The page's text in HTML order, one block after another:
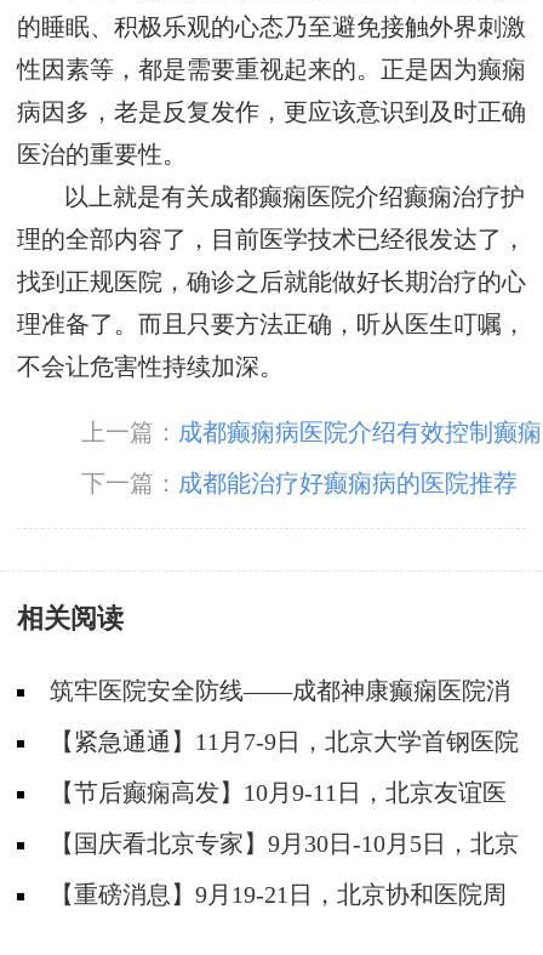
的睡眠、积极乐观的心态乃至避免接触外界刺激
性因素等，都是需要重视起来的。正是因为癫痫
病因多，老是反复发作，更应该意识到及时正确
医治的重要性。
以上就是有关成都癫痫医院介绍癫痫治疗护
理的全部内容了，目前医学技术已经很发达了，
找到正规医院，确诊之后就能做好长期治疗的心
理准备了。而且只要方法正确，听从医生叮嘱，
不会让危害性持续加深。
上一篇： 成都癫痫病医院介绍有效控制癫痫
方法下一篇： 成都能治疗好癫痫病的医院推荐
相关阅读
筑牢医院安全防线——成都神康癫痫医院消
防安全培训纪实
【紧急通通】11月7-9日，北京大学首钢医院
神经内科胡颖教授亲临成都会诊，破解癫痫疑难
【节后癫痫高发】10月9-11日，北京友谊医
院陈葵博士免费会诊+治疗援助，破解癫痫难
题！
【国庆看北京专家】9月30日-10月5日，北京
天坛&首钢医院两大专家蓉城亲诊+癫痫大额救
【重磅消息】9月19-21日，北京协和医院周